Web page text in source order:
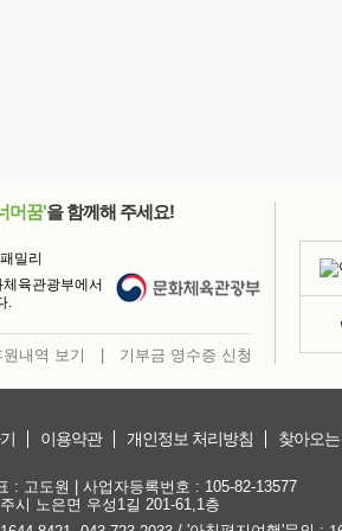
머꿈'을 함께해 주세요!
밀리
육관광부에서
.
내역 보기 기부금 영수증 신청
이용약관 개인정보 처리방침 찾아오는
: 고도원 | 사업자등록번호 : 105-82-13577
시 노은면 우성1길 201-61,1층